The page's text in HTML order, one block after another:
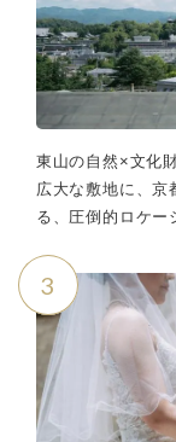
東山の自然×文化
広大な敷地に、京
る、圧倒的ロケー
3